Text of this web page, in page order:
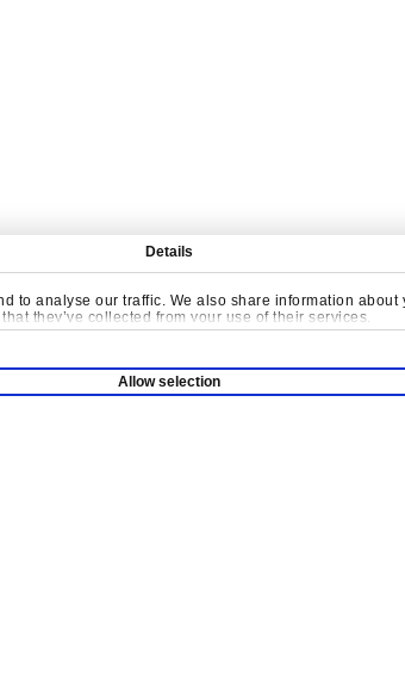
Details
to analyse our traffic. We also share information
they’ve collected from your use of their services.
Allow selection
Свяжитесь С Нами